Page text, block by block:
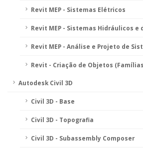
Revit MEP - Sistemas Elétricos
Revit MEP - Sistemas Hidráulicos e
Revit MEP - Análise e Projeto de
Revit - Criação de Objetos
Autodesk Civil 3D
Civil 3D - Base
Civil 3D - Topografia
Civil 3D - Subassembly Composer